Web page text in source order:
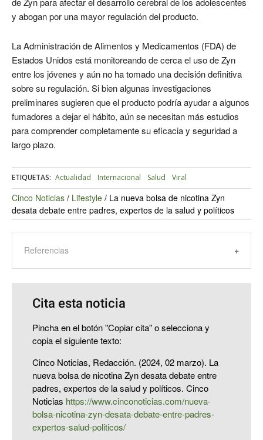
y abogan por una mayor regulación del producto.
La Administración de Alimentos y Medicamentos (FDA) de
Estados Unidos está monitoreando de cerca el uso de Zyn
entre los jóvenes y aún no ha tomado una decisión definitiva
sobre su regulación. Si bien algunas investigaciones
preliminares sugieren que el producto podría ayudar a algunos
fumadores a dejar el hábito, aún se necesitan más estudios
para comprender completamente su eficacia y seguridad a
largo plazo.
ETIQUETAS: Actualidad Internacional Salud Viral
Cinco Noticias / Lifestyle / La nueva bolsa de nicotina Zyn
desata debate entre padres, expertos de la salud y políticos
Referencias
Cita esta noticia
Pincha en el botón "Copiar cita" o selecciona y
copia el siguiente texto:
Cinco Noticias, Redacción. (2024, 02 marzo). La
nueva bolsa de nicotina Zyn desata debate entre
padres, expertos de la salud y políticos. Cinco
Noticias https://www.cinconoticias.com/nueva-
bolsa-nicotina-zyn-desata-debate-entre-padres-
expertos-salud-politicos/